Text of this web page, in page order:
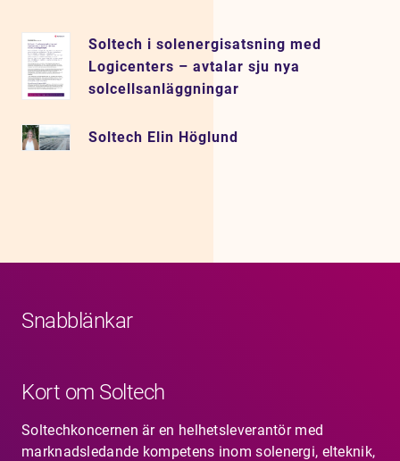
Soltech i solenergisatsning med
Logicenters – avtalar sju nya
solcellsanläggningar
Soltech Elin Höglund
Snabblänkar
Kort om Soltech
Soltechkoncernen är en helhetsleverantör med
marknadsledande kompetens inom solenergi, elteknik,